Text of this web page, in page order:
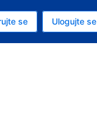
se Ulogujte se